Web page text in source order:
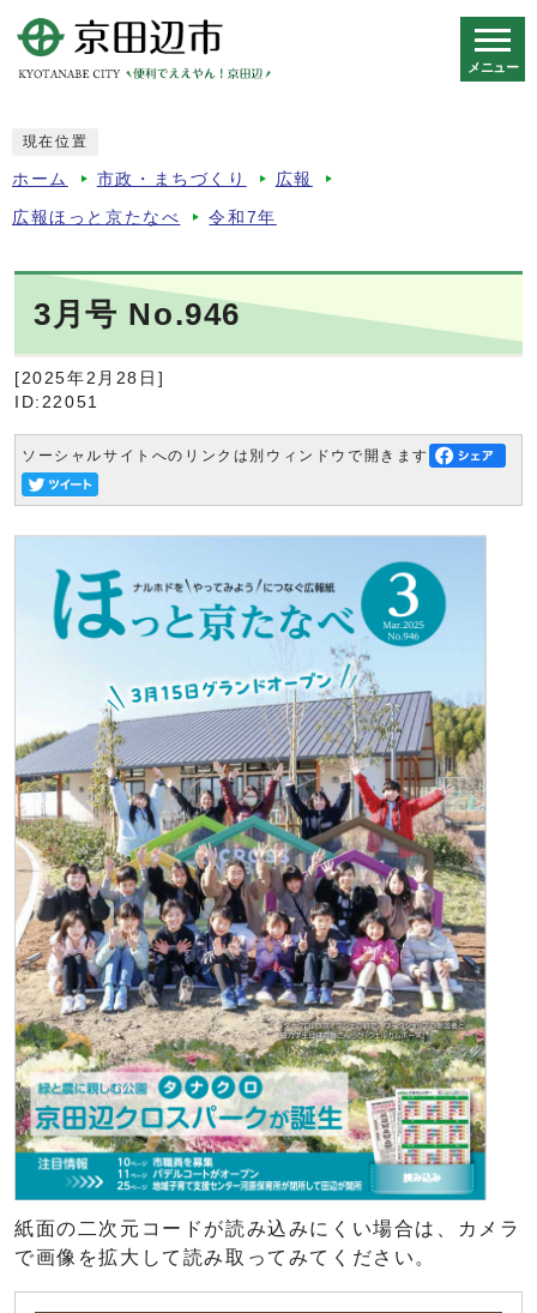
メニュー
現在位置
ホーム 市政・まちづくり 広報
広報ほっと京たなべ 令和7年
3月号 No.946
[2025年2月28日]
ID:22051
ソーシャルサイトへのリンクは別ウィンドウで開きます
紙面の二次元コードが読み込みにくい場合は、カメラ
で画像を拡大して読み取ってみてください。